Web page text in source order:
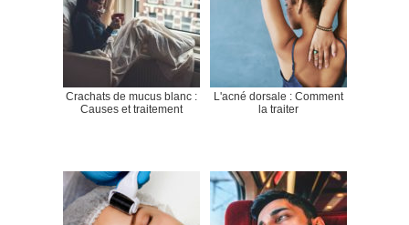
Crachats de mucus blanc :
Causes et traitement
L'acné dorsale : Comment
la traiter